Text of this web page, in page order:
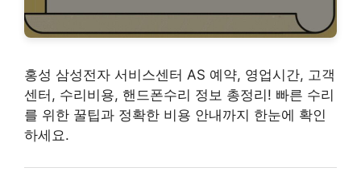
홍성 삼성전자 서비스센터 AS 예약, 영업시간, 고객
센터, 수리비용, 핸드폰수리 정보 총정리! 빠른 수리
를 위한 꿀팁과 정확한 비용 안내까지 한눈에 확인
하세요.